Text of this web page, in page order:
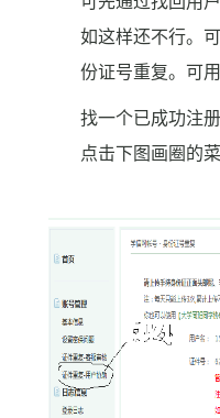
如这样还不行。
份证号重复。可
找一个已成功注
点击下图画圈的